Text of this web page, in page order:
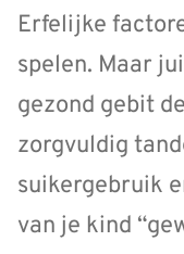
Erfelijke
spelen. Maar
gezond gebit
zorgvuldig
suikergebruik
van je kind